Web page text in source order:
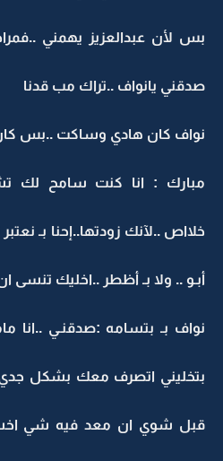
بس لأن عبدالعزيز يهمني
صدقني يانواف ..تراك مب قدنا
نواف كان هادي وساكت ..بس
مبارك : انا كنت سامح لك
خلااص ..لآنك زودتها..إحنا بـ
أبـو .. ولا بـ أظطر ..اخليك تنسى
نواف بـ بتسامه :صدقنـي ..انا
بتخليني اتصرف معك بشكل
قبل شوي ان معد فيه شي